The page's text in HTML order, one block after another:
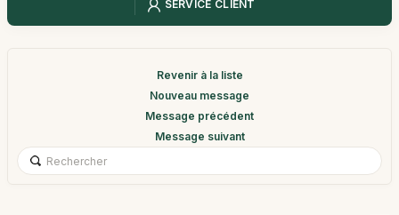
SERVICE CLIENT
Revenir à la liste
Nouveau message
Message précédent
Message suivant